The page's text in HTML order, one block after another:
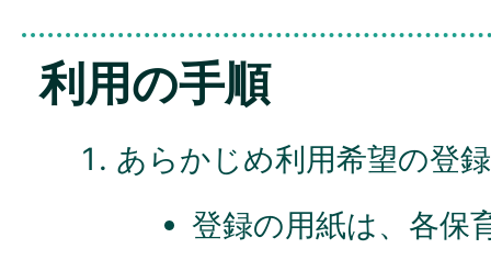
利用の手順
あらかじめ利用希望の登
登録の用紙は、各保